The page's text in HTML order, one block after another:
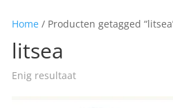
Home/ Producten getagged
litsea
Enig resultaat